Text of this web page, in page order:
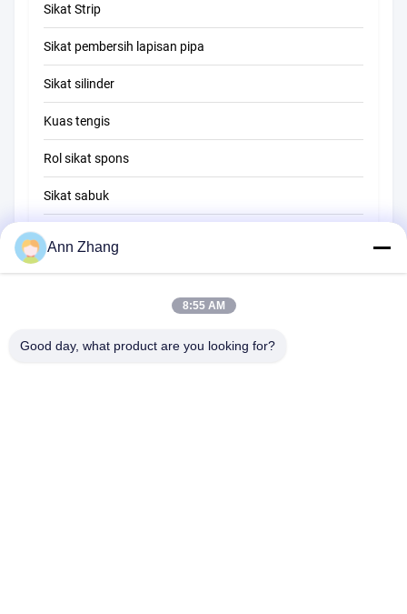
Sikat pembersih tabung
Sikat pembersih jerami
Sikat Strip
Sikat pembersih lapisan pipa
Sikat silinder
Kuas tengis
Rol sikat spons
Sikat sabuk
Sikat penyapu
Sikat Ujung Kawat
Ann Zhang
8:55 AM
Good day, what product are you looking for?